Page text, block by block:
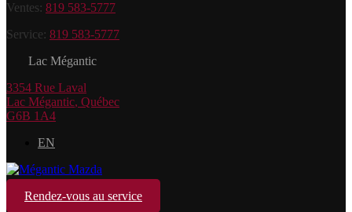
Ventes: 819 583-5777
Service: 819 583-5777
Lac Mégantic
3354 Rue Laval
Lac Mégantic, Québec
G6B 1A4
EN
Rendez-vous au service